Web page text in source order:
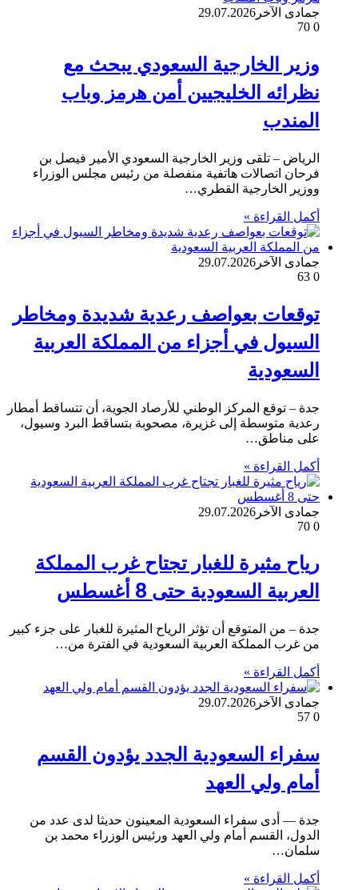
جمادى الآخر 29.07.2026
0
وزير الخارجية السعودي يبحث مع
نظرائه الخليجيين أمن هرمز وباب
المندب
الرياض – تلقى وزير الخارجية السعودي الأمير فيصل بن
فرحان اتصالات هاتفية منفصلة من رئيس مجلس الوزراء
ووزير الخارجية القطري…
أكمل القراءة »
جمادى الآخر 29.07.2026
0
توقعات بعواصف رعدية شديدة ومخاطر
السيول في أجزاء من المملكة العربية
السعودية
جدة – توقع المركز الوطني للأرصاد الجوية، أن تتساقط أمطار
رعدية متوسطة إلى غزيرة، مصحوبة بتساقط البرد وسيول،
على مناطق…
أكمل القراءة »
جمادى الآخر 29.07.2026
0
رياح مثيرة للغبار تجتاح غرب المملكة
العربية السعودية حتى 8 أغسطس
جدة – من المتوقع أن تؤثر الرياح المثيرة للغبار على جزء كبير
من غرب المملكة العربية السعودية في الفترة من…
أكمل القراءة »
جمادى الآخر 29.07.2026
0
سفراء السعودية الجدد يؤدون القسم
أمام ولي العهد
جدة — أدى سفراء السعودية المعينون حديثا لدى عدد من
الدول، القسم أمام ولي العهد ورئيس الوزراء محمد بن
سلمان…
أكمل القراءة »